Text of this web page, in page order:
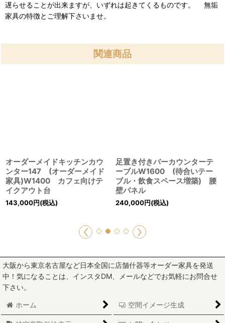
遅らせることが出来ますが、いずれは起きてくるものです。 無垢
家具の特徴とご理解下さいませ。
関連商品
オーダーメイドキッチンカウ
ンター147 (オーダーメイド
家具)W1400 カフェ向けテ
イクアウト台
143,000円(税込)
足置き付きバーカウンターテ
ーブルW1600 (待合いテー
ブル・飲食スペース増築) 腰
壁パネル
240,000円(税込)
大阪から東京名古屋など日本全国に店舗什器等オーダー家具を発送
中！気になることは、インスタDM、メールなどでお気軽にお問合せ
下さい。
ホーム 空間イメージ生成